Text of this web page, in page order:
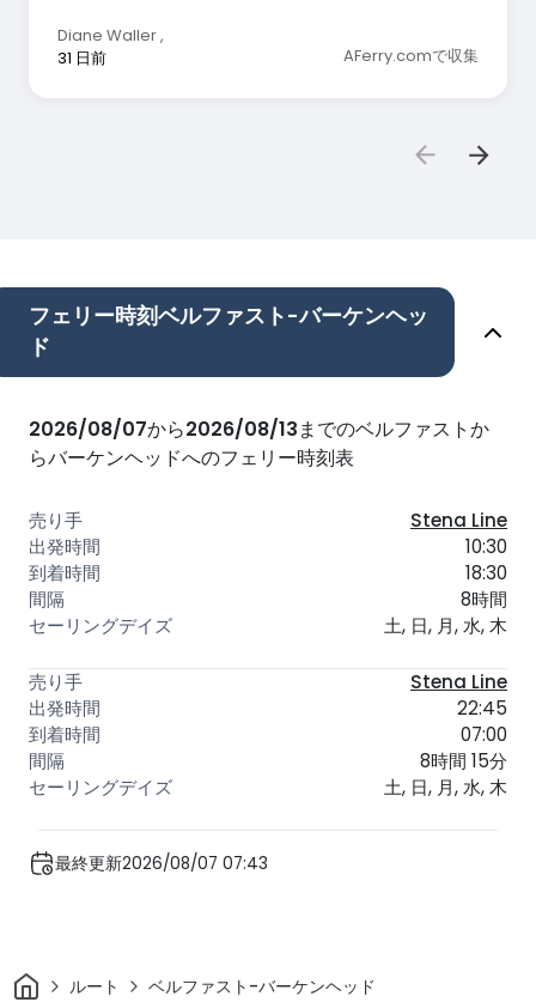
Diane Waller,
31 日前
AFerry.comで収集
フェリー時刻ベルファスト-バーケンヘッ
ド
2026/08/07から2026/08/13までのベルファストか
らバーケンヘッドへのフェリー時刻表
Stena Line
10:30
18:30
8時間
土, 日, 月, 水, 木
Stena Line
22:45
07:00
8時間 15分
土, 日, 月, 水, 木
最終更新2026/08/07 07:43
家 ルート ベルファスト-バーケンヘッド